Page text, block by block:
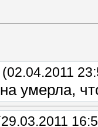
(02.04.2011
умерла,